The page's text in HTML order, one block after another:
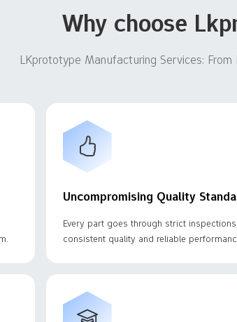
Why choose
LKprototype Manufacturing Services:
Uncompromising Quality
Every part goes through strict
consistent quality and reliable